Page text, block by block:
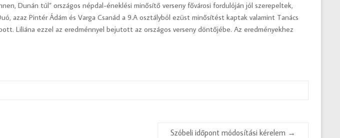
Dunán túl” országos népdal-éneklési minősítő verseny fővárosi fordulóján jól szerepeltek,
azaz Pintér Ádám és Varga Csanád a 9.A osztályból ezüst minősítést kaptak valamint Tanács
Liliána ezzel az eredménnyel bejutott az országos verseny döntőjébe. Az eredményekhez
Szóbeli időpont módosítási kérelem →